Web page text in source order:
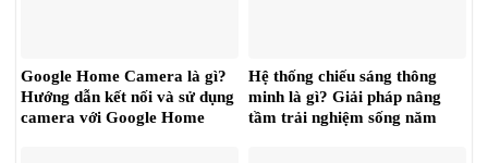
Google Home Camera là gì?
Hướng dẫn kết nối và sử dụng
camera với Google Home
Hệ thống chiếu sáng thông
minh là gì? Giải pháp nâng
tầm trải nghiệm sống năm